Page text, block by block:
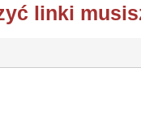
linki